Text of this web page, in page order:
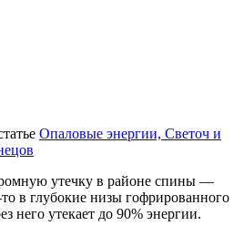
Опаловые энергии, Светоч и
утечку в районе спины —
в глубокие низы гофрированного
него утекает до 90% энергии.